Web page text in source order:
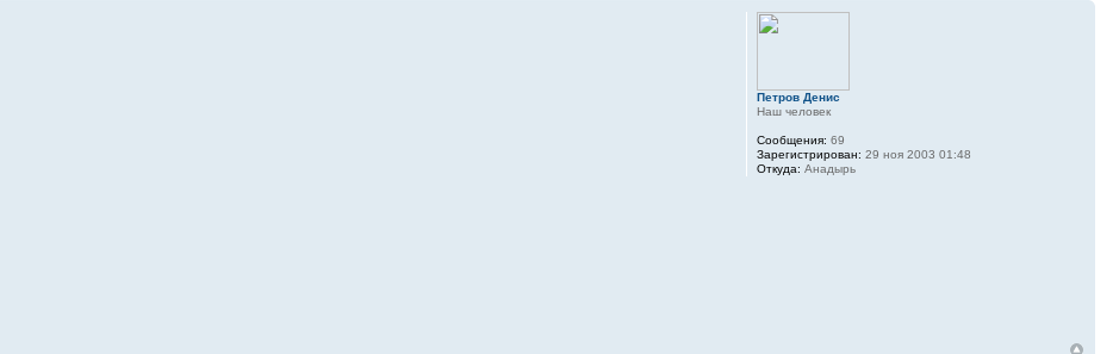
Петров Денис
Наш человек
Сообщения: 69
Зарегистрирован: 29 ноя 2003 01:48
Откуда: Анадырь